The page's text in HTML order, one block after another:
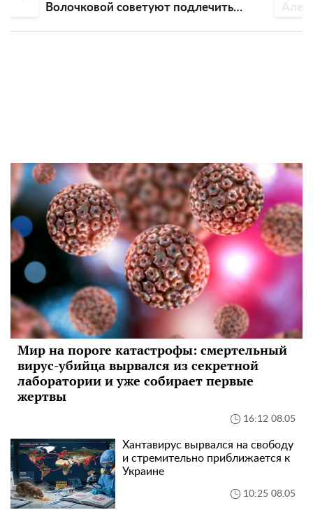
Волочковой советуют подлечить
Мир на пороге катастрофы: смертельный
вирус-убийца вырвался из секретной
лаборатории и уже собирает первые
жертвы
16:12 08.05
Хантавирус вырвался на свободу
и стремительно приближается к
Украине
10:25 08.05